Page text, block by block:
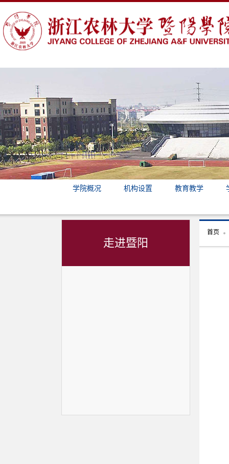
学院概况 机构设置 教育教学
走进暨阳
首页